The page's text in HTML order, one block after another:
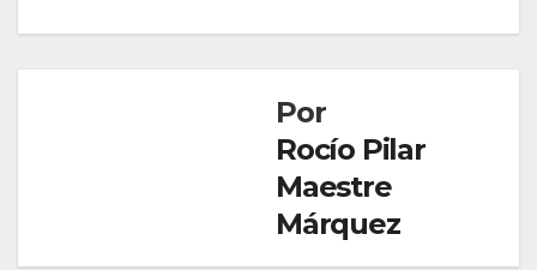
Por
Rocío Pilar
Maestre
Márquez